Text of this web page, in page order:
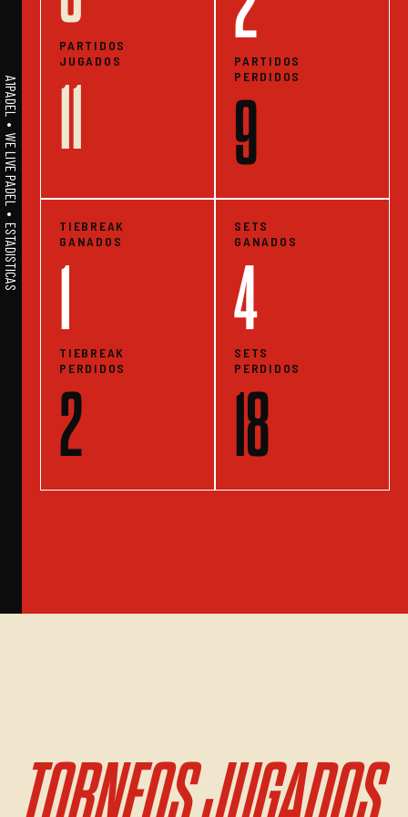
A1PADEL • WE LIVE PADEL • ESTADISTICAS
PARTIDOS
JUGADOS
11
PARTIDOS
PERDIDOS
9
TIEBREAK
GANADOS
1
TIEBREAK
PERDIDOS
2
SETS
GANADOS
4
SETS
PERDIDOS
18
TORNEOS JUGADOS